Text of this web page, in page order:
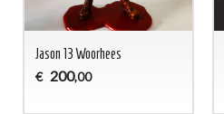
Jason 13 Woorhees
€ 200,00